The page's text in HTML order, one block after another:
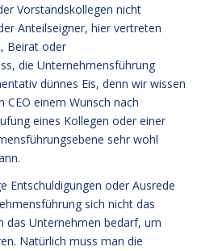
Vorstandskollegen nicht
Anteilseigner, hier vertreten
Beirat oder
die Unternehmensführung
dünnes Eis, denn wir wissen
CEO einem Wunsch nach
eines Kollegen oder einer
sehr wohl
Entschuldigungen oder Ausrede
sich nicht das
das Unternehmen bedarf, um
Natürlich muss man die